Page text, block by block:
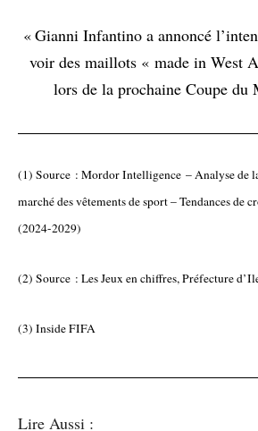
« Gianni Infantino a annoncé
voir des maillots « made in West
lors de la prochaine Coupe du
(1) Source : Mordor Intelligence – Analyse de
marché des vêtements de sport – Tendances de
(2024-2029)
(2) Source : Les Jeux en chiffres, Préfecture
(3) Inside FIFA
Lire Aussi :